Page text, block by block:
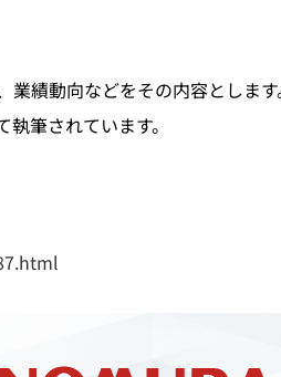
績動向などをその内容としま
筆されています。